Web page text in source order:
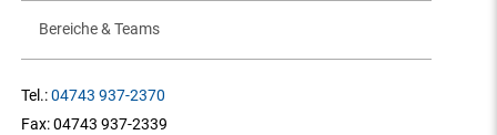
Bereiche & Teams
Tel.:04743 937-2370
Fax:04743 937-2339